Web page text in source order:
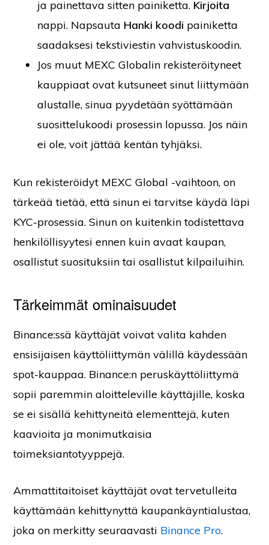
ja painettava sitten painiketta. Kirjoita
nappi. Napsauta Hanki koodi painiketta
saadaksesi tekstiviestin vahvistuskoodin.
Jos muut MEXC Globalin rekisteröityneet
kauppiaat ovat kutsuneet sinut liittymään
alustalle, sinua pyydetään syöttämään
suosittelukoodi prosessin lopussa. Jos näin
ei ole, voit jättää kentän tyhjäksi.
Kun rekisteröidyt MEXC Global -vaihtoon, on
tärkeää tietää, että sinun ei tarvitse käydä läpi
KYC-prosessia. Sinun on kuitenkin todistettava
henkilöllisyytesi ennen kuin avaat kaupan,
osallistut suosituksiin tai osallistut kilpailuihin.
Tärkeimmät ominaisuudet
Binance:ssä käyttäjät voivat valita kahden
ensisijaisen käyttöliittymän välillä käydessään
spot-kauppaa. Binance:n peruskäyttöliittymä
sopii paremmin aloitteleville käyttäjille, koska
se ei sisällä kehittyneitä elementtejä, kuten
kaavioita ja monimutkaisia
toimeksiantotyyppejä.
Ammattitaitoiset käyttäjät ovat tervetulleita
käyttämään kehittynyttä kaupankäyntialustaa,
joka on merkitty seuraavasti Binance Pro.